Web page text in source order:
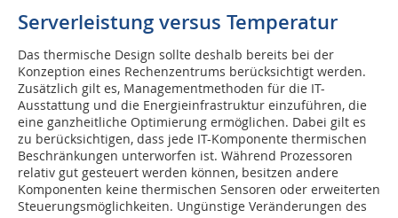
Serverleistung versus Temperatur
Das thermische Design sollte deshalb bereits bei der
Konzeption eines Rechenzen­trums berücksichtigt werden.
Zusätzlich gilt es, Managementmethoden für die IT-
Ausstattung und die Energieinfrastruktur einzuführen, die
eine ganzheitliche Optimierung ermöglichen. Dabei gilt es
zu berücksichtigen, dass jede IT-Komponente thermischen
Beschränkungen unterworfen ist. Während Prozessoren
relativ gut gesteuert werden können, besitzen andere
Komponenten keine thermischen Sensoren oder erweiterten
Steuerungsmöglichkeiten. Ungünstige Veränderungen des